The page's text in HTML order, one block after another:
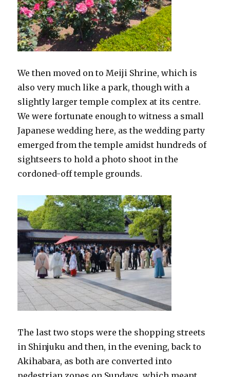
We then moved on to Meiji Shrine, which is
also very much like a park, though with a
slightly larger temple complex at its centre.
We were fortunate enough to witness a small
Japanese wedding here, as the wedding party
emerged from the temple amidst hundreds of
sightseers to hold a photo shoot in the
cordoned-off temple grounds.
The last two stops were the shopping streets
in Shinjuku and then, in the evening, back to
Akihabara, as both are converted into